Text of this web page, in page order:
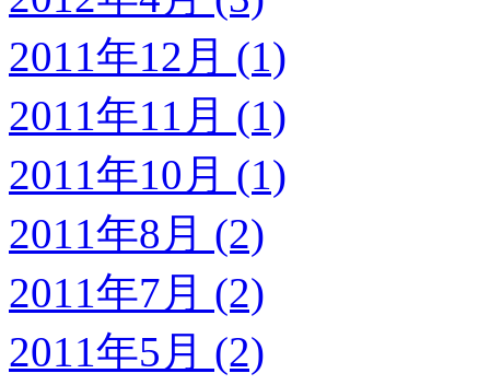
2011年12月 (1)
2011年11月 (1)
2011年10月 (1)
2011年8月 (2)
2011年7月 (2)
2011年5月 (2)